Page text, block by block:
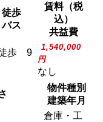
徒歩
バス
賃料（税
込）
共益費
歩 9
1,540,000
円
なし
物件種別
建築年月
倉庫・工